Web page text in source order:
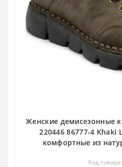
Женские демисезонные
220446 86777-4 Khaki
комфортные из
Код